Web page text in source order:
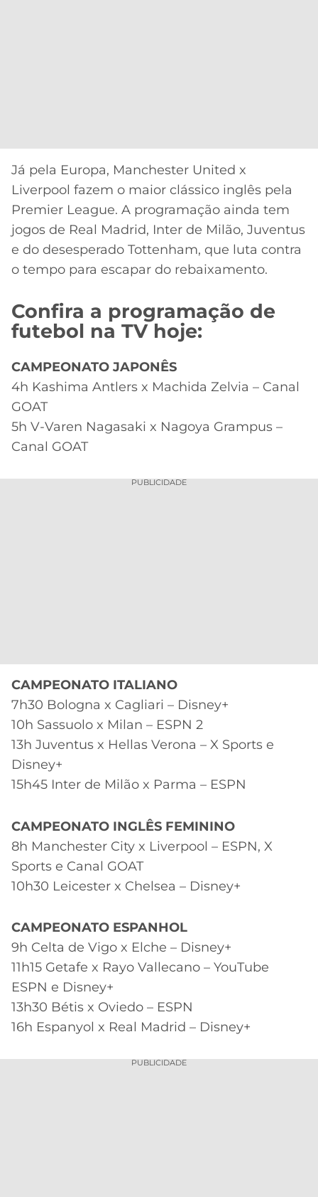
Já pela Europa, Manchester United x
Liverpool fazem o maior clássico inglês pela
Premier League. A programação ainda tem
jogos de Real Madrid, Inter de Milão, Juventus
e do desesperado Tottenham, que luta contra
o tempo para escapar do rebaixamento.
Confira a programação de
futebol na TV hoje:
CAMPEONATO JAPONÊS
4h Kashima Antlers x Machida Zelvia – Canal
GOAT
5h V-Varen Nagasaki x Nagoya Grampus –
Canal GOAT
PUBLICIDADE
CAMPEONATO ITALIANO
7h30 Bologna x Cagliari – Disney+
10h Sassuolo x Milan – ESPN 2
13h Juventus x Hellas Verona – X Sports e
Disney+
15h45 Inter de Milão x Parma – ESPN
CAMPEONATO INGLÊS FEMININO
8h Manchester City x Liverpool – ESPN, X
Sports e Canal GOAT
10h30 Leicester x Chelsea – Disney+
CAMPEONATO ESPANHOL
9h Celta de Vigo x Elche – Disney+
11h15 Getafe x Rayo Vallecano – YouTube
ESPN e Disney+
13h30 Bétis x Oviedo – ESPN
16h Espanyol x Real Madrid – Disney+
PUBLICIDADE